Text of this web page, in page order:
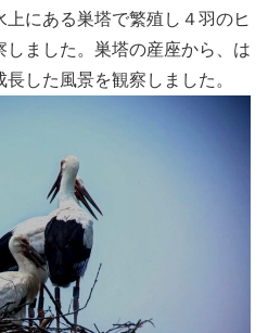
にある巣塔で繁殖し４羽のヒ
ました。巣塔の産座から、は
した風景を観察しました。